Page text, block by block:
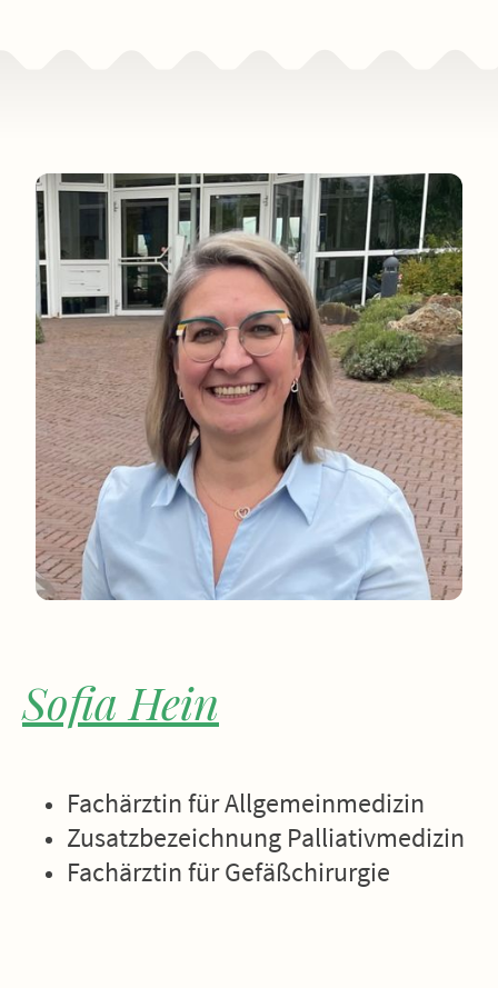
Sofia Hein
Fachärztin für Allgemeinmedizin
Zusatzbezeichnung Palliativmedizin
Fachärztin für Gefäßchirurgie